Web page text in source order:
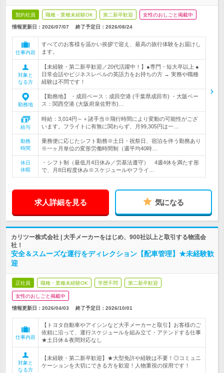
契約社員 職種・業種未経験OK 第二新卒歓迎 女性のおしごと掲載中
情報更新日：2026/07/07 終了予定日： 2026/08/24
仕事内容
すべてのお客様を温かい挨拶で迎え、最高の旅行体験をお届けし
ます。
対象と
なる方
【未経験・第二新卒歓迎／20代活躍中！】●専門・短大卒以上 ●
日常会話やビジネスレベルの英語力をお持ちの方 → 実務や職種
経験は不問です！
勤務地
【勤務地】 ・成田ベース：成田空港 (千葉県成田市) ・大阪ベー
ス：関西空港 (大阪府泉佐野市)…
給与
時給：3,014円～＋諸手当※飛行時間により変動の可能性がござ
います。フライトに有無に関わらず、月99,305円は一…
勤務
時間
乗務便に応じたシフト勤務※土日・祝祭日、宿泊を伴う勤務あり
※一ヶ月単位の変形労働時間制（週平均40時…
休日
休暇
・シフト制（最低月4日休み／労基法遵守） 4週4休を満たす形
で、月8日程度休み※スケジュールやフライ…
求人詳細を見る 気になる
カリツー株式会社 | 大手メーカーをはじめ、900社以上と取引する物流会
社！
安全＆スムーズな運行をディレクション【配車管理】★未経験歓
迎
正社員 職種・業種未経験OK 学歴不問 第二新卒歓迎
女性のおしごと掲載中
情報更新日：2026/04/03 終了予定日： 2026/10/01
仕事内容
【トヨタ自動車やアイシンなど大手メーカーと取引】お客様のご
依頼に沿って、運行スケジュールを組み立て・アテンドする仕事
★土日休＆夜間対応なし
対象と
なる方
【未経験・第二新卒歓迎】★大型免許や経験は不要！◎コミュニ
ケーションを大切にできる方を歓迎！人物重視の採用です！